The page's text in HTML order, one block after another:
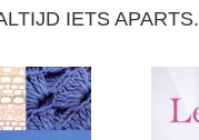
IETS APARTS.